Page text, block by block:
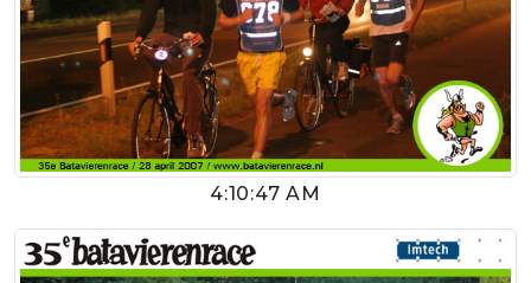
4:10:47 AM